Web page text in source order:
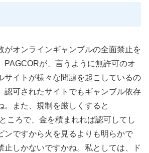
がオンラインギャンブルの全面禁止を
PAGCORが、言うように無許可のオ
サイトが様々な問題を起こしているの
認可されたサイトでもギャンブル依存
。また、規制を厳しくすると
ころで、金を積まれれば認可してし
ンですから火を見るよりも明らかで
止しかないですかね。私としては、ド